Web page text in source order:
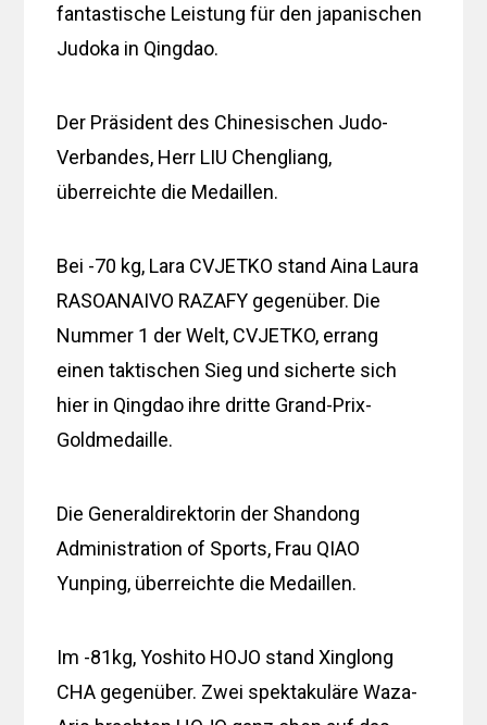
fantastische Leistung für den japanischen
Judoka in Qingdao.
Der Präsident des Chinesischen Judo-
Verbandes, Herr LIU Chengliang,
überreichte die Medaillen.
Bei -70 kg, Lara CVJETKO stand Aina Laura
RASOANAIVO RAZAFY gegenüber. Die
Nummer 1 der Welt, CVJETKO, errang
einen taktischen Sieg und sicherte sich
hier in Qingdao ihre dritte Grand-Prix-
Goldmedaille.
Die Generaldirektorin der Shandong
Administration of Sports, Frau QIAO
Yunping, überreichte die Medaillen.
Im -81kg, Yoshito HOJO stand Xinglong
CHA gegenüber. Zwei spektakuläre Waza-